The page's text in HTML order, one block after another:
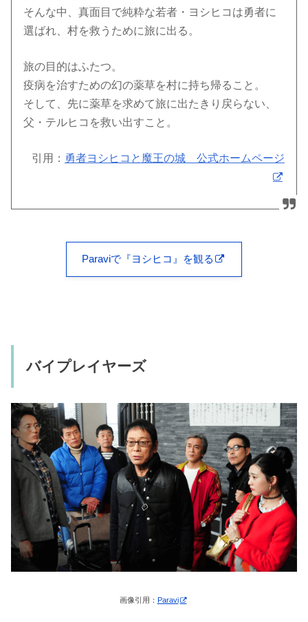
そんな中、真面目で純粋な若者・ヨシヒコは勇者に
選ばれ、村を救うために旅に出る。
旅の目的はふたつ。
疫病を治すための幻の薬草を村に持ち帰ること。
そして、先に薬草を求めて旅に出たきり戻らない、
父・テルヒコを救い出すこと。
引用： 勇者ヨシヒコと魔王の城 公式ホームページ
Paraviで『ヨシヒコ』を観る
バイプレイヤーズ
画像引用： Paravi